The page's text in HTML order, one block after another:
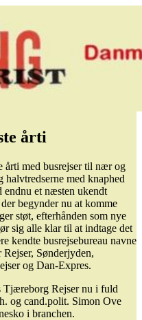
årti
årti med busrejser til nær og
med knaphed
endnu et næsten ukendt
begynder nu at komme
støt, efterhånden som nye
sig alle klar til at indtage det
kendte busrejsebureau navne
Sønderjyden,
og Dan-Expres.
Tjæreborg Rejser nu i fuld
og cand.polit. Simon Ove
i branchen.